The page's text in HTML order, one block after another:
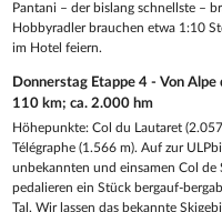
Pantani – der bislang schnellste –
Hobbyradler brauchen etwa 1:10
im Hotel feiern.
Donnerstag Etappe 4 - Von Alpe
110 km; ca. 2.000 hm
Höhepunkte: Col du Lautaret
Télégraphe (1.566 m). Auf zur
unbekannten und einsamen Col de
pedalieren ein Stück bergauf-
Tal. Wir lassen das bekannte